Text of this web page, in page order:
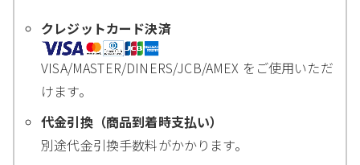
クレジットカード決済
VISA/MASTER/DINERS/JCB/AMEX をご使用いただ
けます。
代金引換（商品到着時支払い）
別途代金引換手数料がかかります。